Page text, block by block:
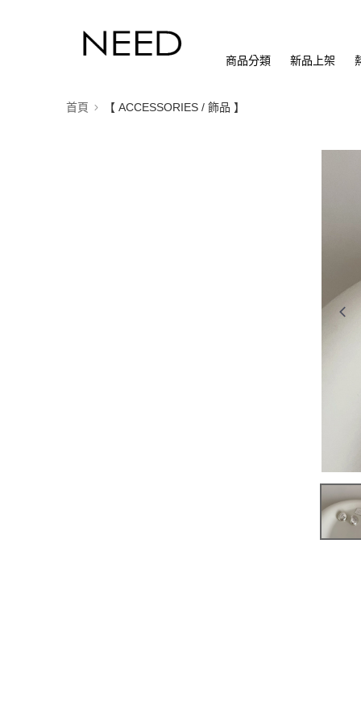
商品分類 新品上架
首頁 【 ACCESSORIES / 飾品 】